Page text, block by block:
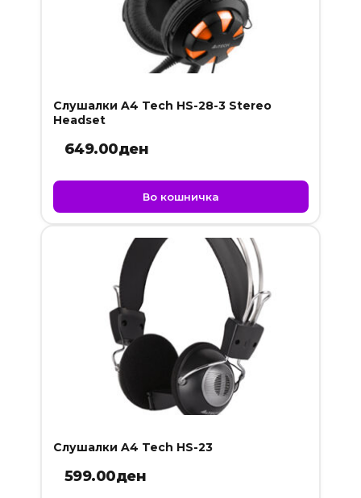
Слушалки A4 Tech HS-28-3 Stereo
Headset
649.00ден
Во кошничка
Слушалки A4 Tech HS-23
599.00ден